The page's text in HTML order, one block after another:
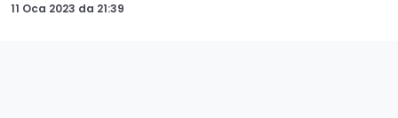
11 Oca 2023 da 21:39